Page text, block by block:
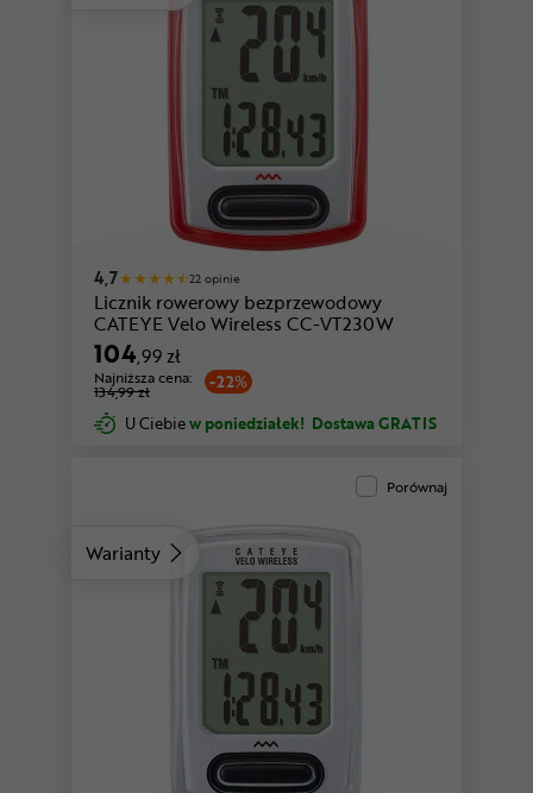
4,7 22 opinie
Licznik rowerowy bezprzewodowy
CATEYE Velo Wireless CC-VT230W
104,99 zł
-22%
Najniższa cena:
134,99 zł
U Ciebiew poniedziałek! Dostawa GRATIS
Warianty
Porównaj